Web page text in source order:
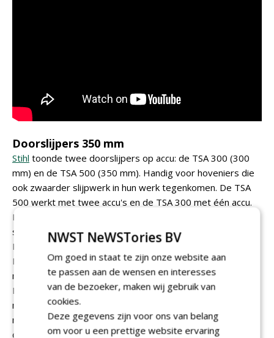
Doorslijpers 350 mm
Stihl toonde twee doorslijpers op accu: de TSA 300 (300
mm) en de TSA 500 (350 mm). Handig voor hoveniers die
ook zwaarder slijpwerk in hun werk tegenkomen. De TSA
500 werkt met twee accu's en de TSA 300 met één accu.
Dat is belangrijk nieuws, omdat je ziet dat hoveniers ook
steeds vaker grote banden door moeten slijpen.
Daarnaast was er een telescoopsteel voor de GTA 26 en
HSA 26 - praktisch. Niet echt professioneel gereedschap,
maar toch handig in de bus. En niet al te duur. .
De hoveniers die de GTA 40 minikettingzaag gebruiken
moet ik tot nu toe teleurstellen. Voor die populaire
machines is er nog geen telescooppaal beschikbaar, maar
die zou wel komen.
NWST NeWSTories BV
Om goed in staat te zijn onze website aan
te passen aan de wensen en interesses
van de bezoeker, maken wij gebruik van
cookies.
Deze gegevens zijn voor ons van belang
om voor u een prettige website ervaring